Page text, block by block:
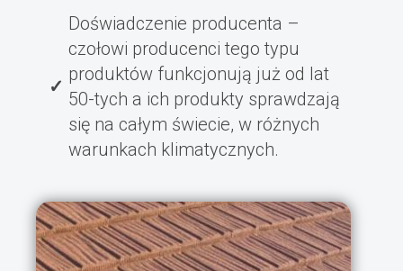
Doświadczenie producenta –
czołowi producenci tego typu
produktów funkcjonują już od lat
50-tych a ich produkty sprawdzają
się na całym świecie, w różnych
warunkach klimatycznych.